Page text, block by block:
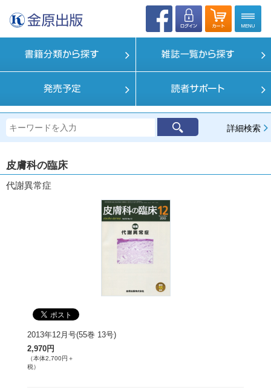
詳細検索
皮膚科の臨床
代謝異常症
2013年12月号(55巻 13号)
2,970円
（本体2,700円＋
税）